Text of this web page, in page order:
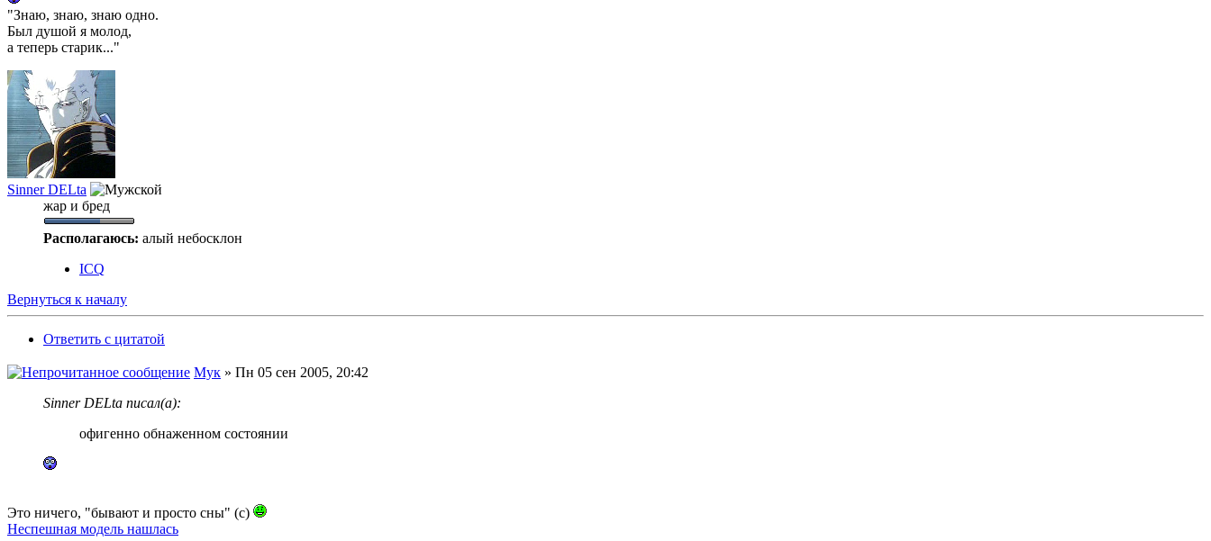
"Знаю, знаю, знаю одно.
Был душой я молод,
а теперь старик..."
Sinner DELta
жар и бред
Располагаюсь: алый небосклон
ICQ
Вернуться к началу
Ответить с цитатой
Мук » Пн 05 сен 2005, 20:42
Sinner DELta писал(а):
офигенно обнаженном состоянии
Это ничего, "бывают и просто сны" (с)
Неспешная модель нашлась